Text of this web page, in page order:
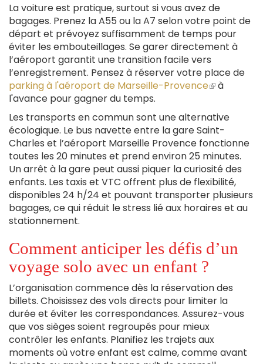
La voiture est pratique, surtout si vous avez de
bagages. Prenez la A55 ou la A7 selon votre point de
départ et prévoyez suffisamment de temps pour
éviter les embouteillages. Se garer directement à
l’aéroport garantit une transition facile vers
l’enregistrement. Pensez à réserver votre place de
parking à l'aéroport de Marseille-Provence(le
est
externe)
à
l'avance pour gagner du temps.
Les transports en commun sont une alternative
écologique. Le bus navette entre la gare Saint-
Charles et l’aéroport Marseille Provence fonctionne
toutes les 20 minutes et prend environ 25 minutes.
Un arrêt à la gare peut aussi piquer la curiosité des
enfants. Les taxis et VTC offrent plus de flexibilité,
disponibles 24 h/24 et pouvant transporter plusieurs
bagages, ce qui réduit le stress lié aux horaires et au
stationnement.
Comment anticiper les défis d’un
voyage solo avec un enfant ?
L’organisation commence dès la réservation des
billets. Choisissez des vols directs pour limiter la
durée et éviter les correspondances. Assurez-vous
que vos sièges soient regroupés pour mieux
contrôler les enfants. Planifiez les trajets aux
moments où votre enfant est calme, comme avant